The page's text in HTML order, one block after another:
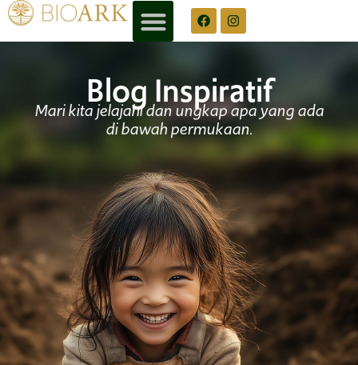
Blog Inspiratif
Mari kita jelajahi dan ungkap apa yang ada
di bawah permukaan.